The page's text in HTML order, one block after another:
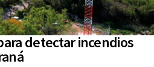
detectar incendios